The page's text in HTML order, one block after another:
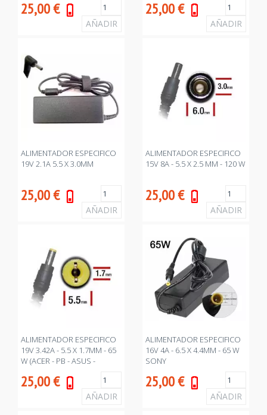
25,00€ 25,00€
ALIMENTADOR ESPECIFICO
19V 2.1A 5.5 X 3.0MM
25,00€
ALIMENTADOR ESPECIFICO
15V 8A - 5.5 X 2.5 MM - 120 W
25,00€
ALIMENTADOR ESPECIFICO
19V 3.42A - 5.5 X 1.7MM - 65
W (ACER - PB - ASUS -
25,00€
ALIMENTADOR ESPECIFICO
16V 4A - 6.5 X 4.4MM - 65 W
SONY
25,00€